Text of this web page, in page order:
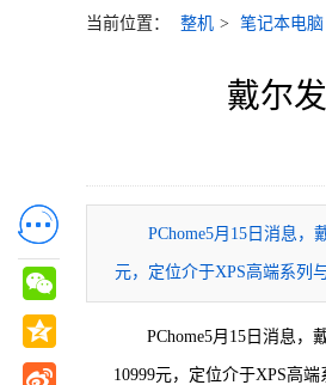
当前位置： 整机 > 笔记本电脑
戴尔
PChome5月15日消息
元，定位介于XPS高端系列
PChome5月15日消息
10999元，定位介于XPS高